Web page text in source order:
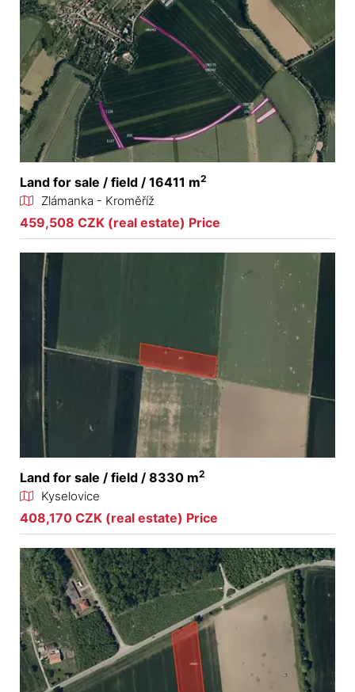
Land for sale / field / 16411 m2
Zlámanka - Kroměříž
459,508 CZK (real estate) Price
Land for sale / field / 8330 m2
Kyselovice
408,170 CZK (real estate) Price